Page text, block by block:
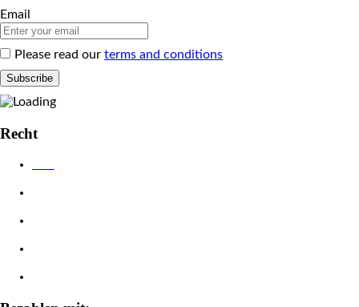
Email
Please read our terms and conditions
Recht